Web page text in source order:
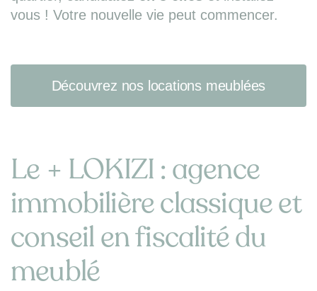
vous ! Votre nouvelle vie peut commencer.
Découvrez nos locations meublées
Le + LOKIZI : agence
immobilière classique et
conseil en fiscalité du
meublé